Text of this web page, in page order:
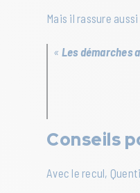
Mais il rassure aussi
« Les démarches
Conseils
Avec le recul,